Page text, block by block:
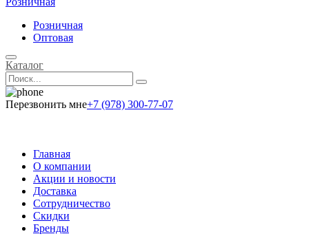
Розничная
Оптовая
Каталог
Перезвонить мне+7 (978) 300-77-07
Главная
О компании
Акции и новости
Доставка
Сотрудничество
Скидки
Бренды